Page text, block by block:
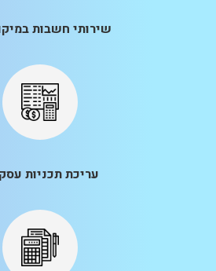
שירותי חשבות
עריכת תכניות